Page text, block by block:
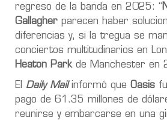
regreso de la banda en 2025: “
Gallagher parecen haber
diferencias y, si la tregua se
conciertos multitudinarios en
Heaton Parkde Manchester en
El Daily Mailinformó que Oasis
pago de 61.35 millones de
reunirse y embarcarse en una